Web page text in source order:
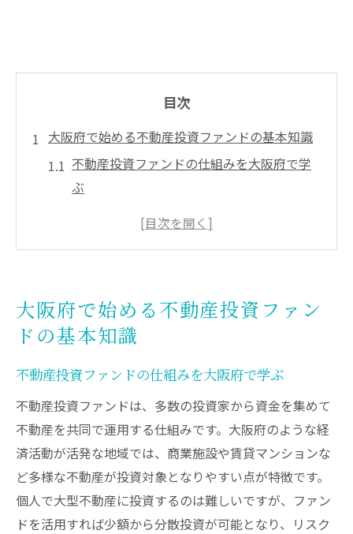
目次
大阪府で始める不動産投資ファンドの基本知識
不動産投資ファンドの仕組みを大阪府で学
ぶ
大阪府で不動産投資を始めるポイント徹底
法
初心者が知っておきたい不動産投資基礎知
識
大阪府で安定した不動産投資収益を得る秘
訣
投資ファンド選びで重視したいポイントと
は
不動産投資ファンドで収益力を高める戦略
大阪府で始める不動産投資ファン
ドの基本知識
不動産投資ファンドの仕組みを大阪府で学ぶ
不動産投資ファンドは、多数の投資家から資金を集めて
不動産を共同で運用する仕組みです。大阪府のような経
済活動が活発な地域では、商業施設や賃貸マンションな
ど多様な不動産が投資対象となりやすい点が特徴です。
個人で大型不動産に投資するのは難しいですが、ファン
ドを活用すれば少額から分散投資が可能となり、リスク